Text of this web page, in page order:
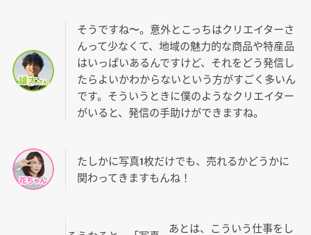
そうですね〜。意外とこっちはクリエイターさ
んって少なくて、地域の魅力的な商品や特産品
はいっぱいあるんですけど、それをどう発信し
たらよいかわからないという方がすごく多いん
です。そういうときに僕のようなクリエイター
がいると、発信の手助けができますね。
たしかに写真1枚だけでも、売れるかどうかに
関わってきますもんね！
あとは、こういう仕事をし